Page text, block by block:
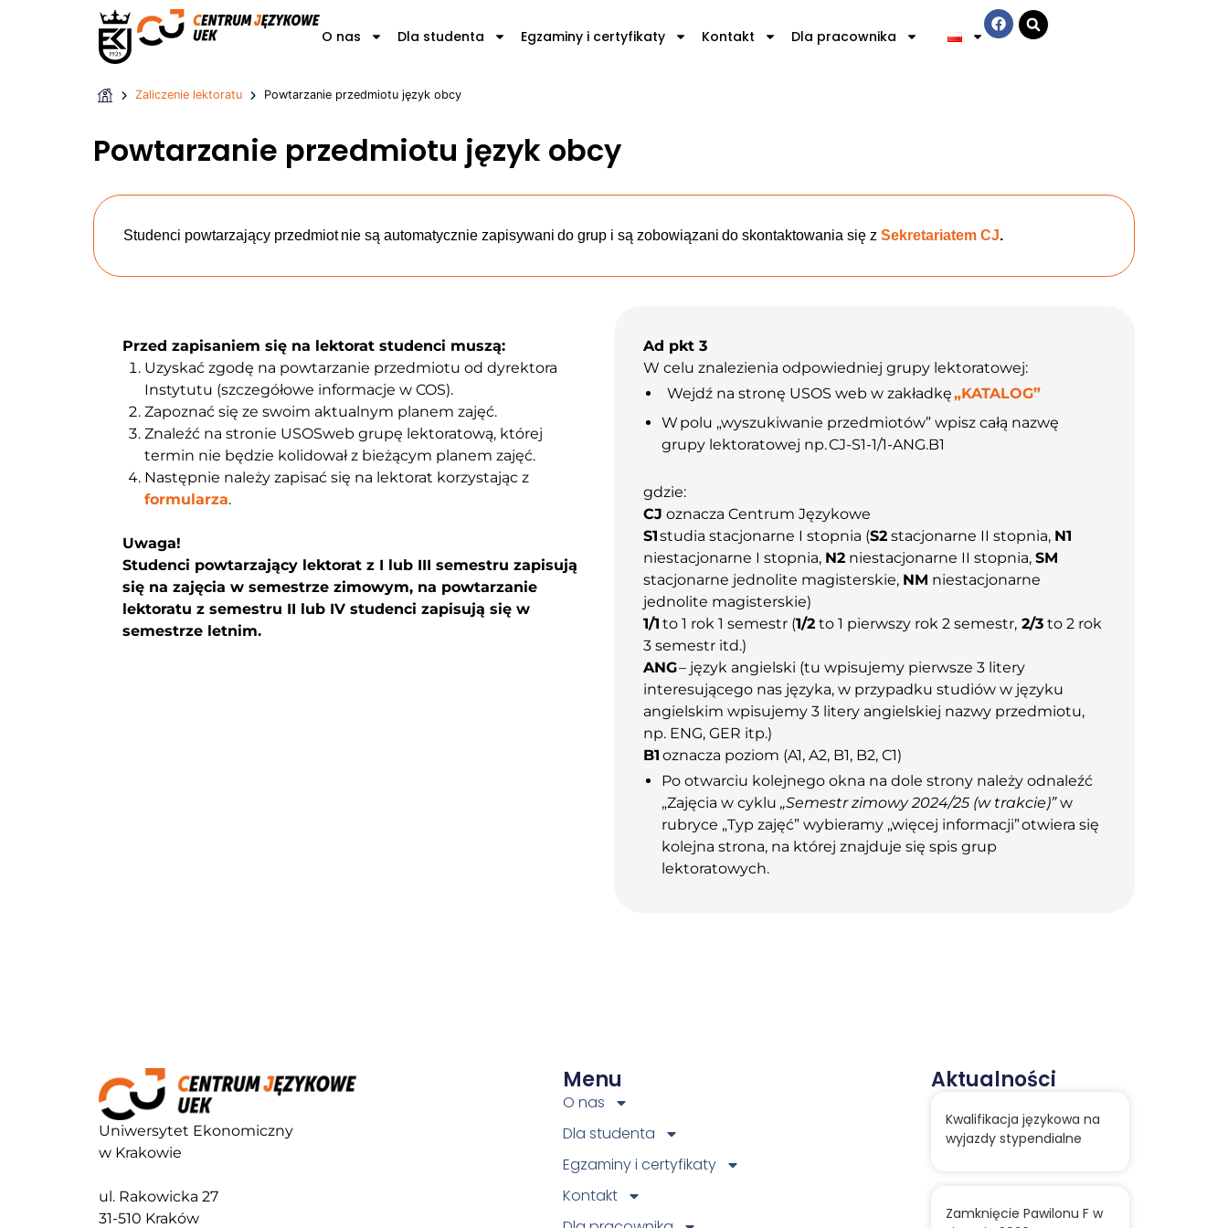
O nas Dla studenta Egzaminy i certyfikaty Kontakt Dla pracownika
Zaliczenie lektoratu Powtarzanie przedmiotu język obcy
Powtarzanie przedmiotu język obcy
Studenci powtarzający przedmiot nie są automatycznie zapisywani do grup i są zobowiązani do skontaktowania się z Sekretariatem CJ.
Przed zapisaniem się na lektorat studenci muszą:
Uzyskać zgodę na powtarzanie przedmiotu od dyrektora
Instytutu (szczegółowe informacje w COS).
Zapoznać się ze swoim aktualnym planem zajęć.
Znaleźć na stronie USOSweb grupę lektoratową, której
termin nie będzie kolidował z bieżącym planem zajęć.
Następnie należy zapisać się na lektorat korzystając z
formularza.
Uwaga!
Studenci powtarzający lektorat z I lub III semestru zapisują
się na zajęcia w semestrze zimowym, na powtarzanie
lektoratu z semestru II lub IV studenci zapisują się w
semestrze letnim.
Ad pkt 3
W celu znalezienia odpowiedniej grupy lektoratowej:
Wejdź na stronę USOS web w zakładkę„KATALOG”
W polu „wyszukiwanie przedmiotów” wpisz całą nazwę
grupy lektoratowej np. CJ-S1-1/1-ANG.B1
gdzie:
CJ oznacza Centrum Językowe
S1studia stacjonarne I stopnia (S2 stacjonarne II stopnia, N1
niestacjonarne I stopnia, N2 niestacjonarne II stopnia, SM
stacjonarne jednolite magisterskie, NM niestacjonarne
jednolite magisterskie)
1/1 to 1 rok 1 semestr (1/2 to 1 pierwszy rok 2 semestr, 2/3 to 2 rok
3 semestr itd.)
ANG– język angielski (tu wpisujemy pierwsze 3 litery
interesującego nas języka, w przypadku studiów w języku
angielskim wpisujemy 3 litery angielskiej nazwy przedmiotu,
np. ENG, GER itp.)
B1 oznacza poziom (A1, A2, B1, B2, C1)
Po otwarciu kolejnego okna na dole strony należy odnaleźć
„Zajęcia w cyklu „Semestr zimowy 2024/25 (w trakcie)”w
rubryce „Typ zajęć” wybieramy „więcej informacji” otwiera się
kolejna strona, na której znajduje się spis grup
lektoratowych.
Uniwersytet Ekonomiczny
w Krakowie
ul. Rakowicka 27
31-510 Kraków
Menu
O nas
Dla studenta
Egzaminy i certyfikaty
Kontakt
Aktualności
Kwalifikacja językowa na
wyjazdy stypendialne
Zamknięcie Pawilonu F w